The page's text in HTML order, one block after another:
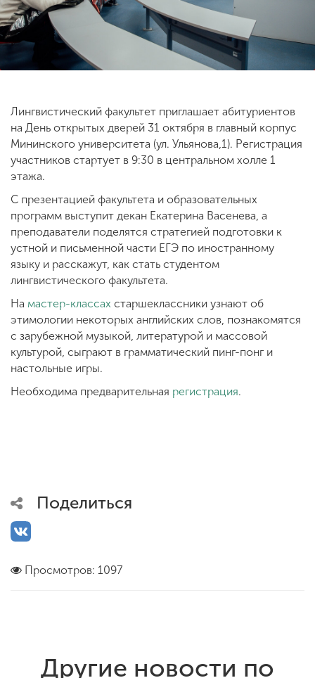
ENG
Приемная
комиссия
+7 (831) 262-26-20
Лингвистический факультет приглашает абитуриентов
на День открытых дверей 31 октября в главный корпус
Мининского университета (ул. Ульянова,1). Регистрация
участников стартует в 9:30 в центральном холле 1
этажа.
С презентацией факультета и образовательных
программ выступит декан Екатерина Васенева, а
преподаватели поделятся стратегией подготовки к
устной и письменной части ЕГЭ по иностранному
языку и расскажут, как стать студентом
лингвистического факультета.
На мастер-классах старшеклассники узнают об
этимологии некоторых английских слов, познакомятся
с зарубежной музыкой, литературой и массовой
культурой, сыграют в грамматический пинг-понг и
настольные игры.
Необходима предварительная регистрация.
Поделиться
Просмотров: 1097
Другие новости по